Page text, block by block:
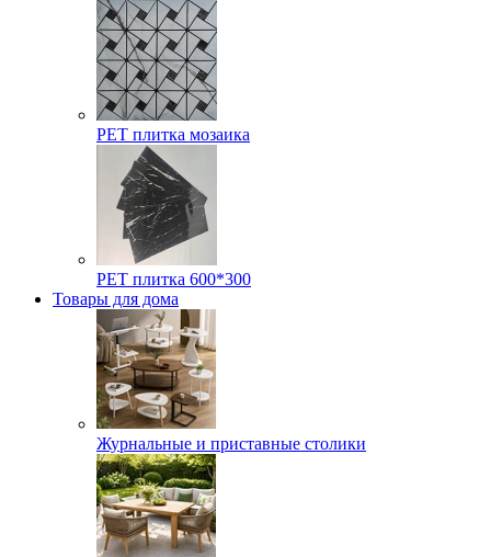
РЕТ плитка мозаика
РЕТ плитка 600*300
Товары для дома
Журнальные и приставные столики